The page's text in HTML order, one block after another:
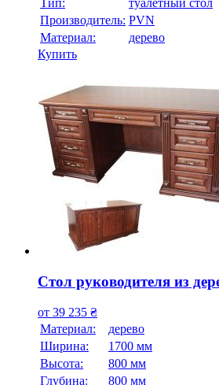
Тип:
туалетный стол
Производитель: PVN
Материал:
дерево
Купить
Стол руководителя из
от 39 235 ₴
Материал:
дерево
Ширина:
1700 мм
Высота:
800 мм
Глубина:
800 мм